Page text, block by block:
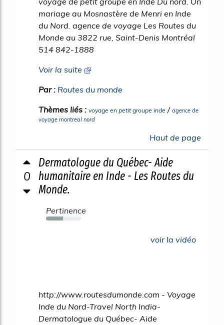
mariage au Mosnastère de Menri en Inde
du Nord. agence de voyage Les Routes du
Monde au 3822 rue, Saint-Denis Montréal
514 842-1888
Voir la suite
Par : Routes du monde
Thèmes liés : voyage en petit groupe inde / agence de
voyage montreal nord
Haut de page
0
Dermatologue du Québec- Aide
humanitaire en Inde - Les Routes du
Monde.
Pertinence
49%
voir la vidéo
http://www.routesdumonde.com - Voyage
Inde du Nord-Travel North India-
Dermatologue du Québec- Aide